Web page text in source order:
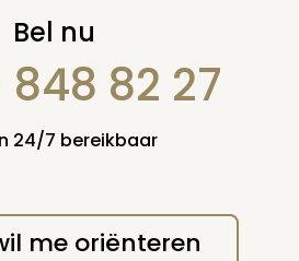
gebruikt
tot 1870 te
Bel nu
82 27
24/7 bereikbaar
me oriënteren